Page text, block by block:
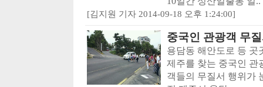
[김지원 기자 2014-09-18 오후 1:24:00]
중국인 관광객 무
용담동 해안도로 등 곳
제주를 찾는 중국인 관
객들의 무질서 행위가